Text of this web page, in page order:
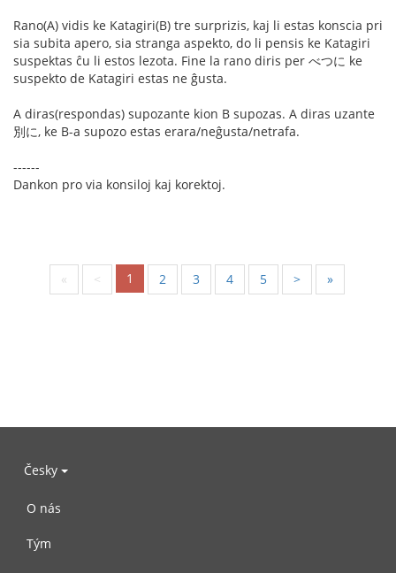
Rano(A) vidis ke Katagiri(B) tre surprizis, kaj li estas konscia pri
sia subita apero, sia stranga aspekto, do li pensis ke Katagiri
suspektas ĉu li estos lezota. Fine la rano diris per べつに ke
suspekto de Katagiri estas ne ĝusta.
A diras(respondas) supozante kion B supozas. A diras uzante
別に, ke B-a supozo estas erara/neĝusta/netrafa.
------
Dankon pro via konsiloj kaj korektoj.
« < 1 2 3 4 5 > »
Česky
O nás
Tým